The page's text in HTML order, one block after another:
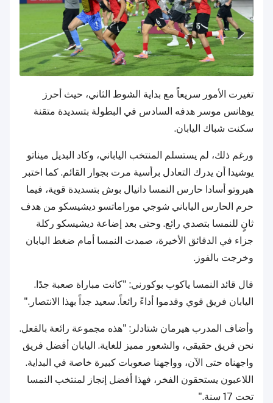
تغيرت الأمور سريعاً مع بداية الشوط الثاني، حيث أحرز
يوهانس موسر هدفه السادس في البطولة بتسديدة متقنة
سكنت شباك اليابان.
ورغم ذلك، لم يستسلم المنتخب الياباني، وكاد البديل ميناتو
يوشيدا أن يدرك التعادل برأسية مرت بجوار القائم. كما اختبر
هيروتو أسادا حارس النمسا دانيال بوش بتسديدة قوية، فيما
حرم الحارس الياباني شوجي موراماتسو ديشيسكو من هدف
ثانٍ للنمسا بتصدي رائع. وحتى بعد إضاعة ديشيسكو ركلة
جزاء في الدقائق الأخيرة، صمدت النمسا أمام ضغط اليابان
وخرجت بالفوز.
قال قائد النمسا ياكوب بوكورني: "كانت مباراة صعبة جدًا.
اليابان فريق قوي وقدموا أداءً رائعاً. سعيد جداً بهذا الانتصار."
وأضاف المدرب هيرمان شتادلر: "هذه مجموعة رائعة بالفعل.
نحن فريق حقيقي، والشعور مميز للغاية. اليابان أفضل فريق
واجهناه حتى الآن، وواجهنا صعوبات كبيرة خاصة في البداية.
اللاعبون يستحقون الفخر، فهذا أفضل إنجاز لمنتخب النمسا
تحت 17 سنة."